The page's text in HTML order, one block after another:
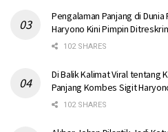
Pengalaman Panjang di
Haryono Kini Pimpin
102 SHARES
Di Balik Kalimat Viral tentang
Panjang Kombes Sigit
102 SHARES